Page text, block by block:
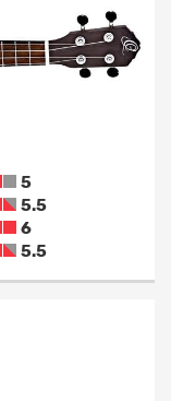
5
5.5
6
5.5